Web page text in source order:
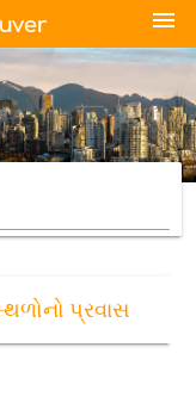
menu
પ્રવાસ